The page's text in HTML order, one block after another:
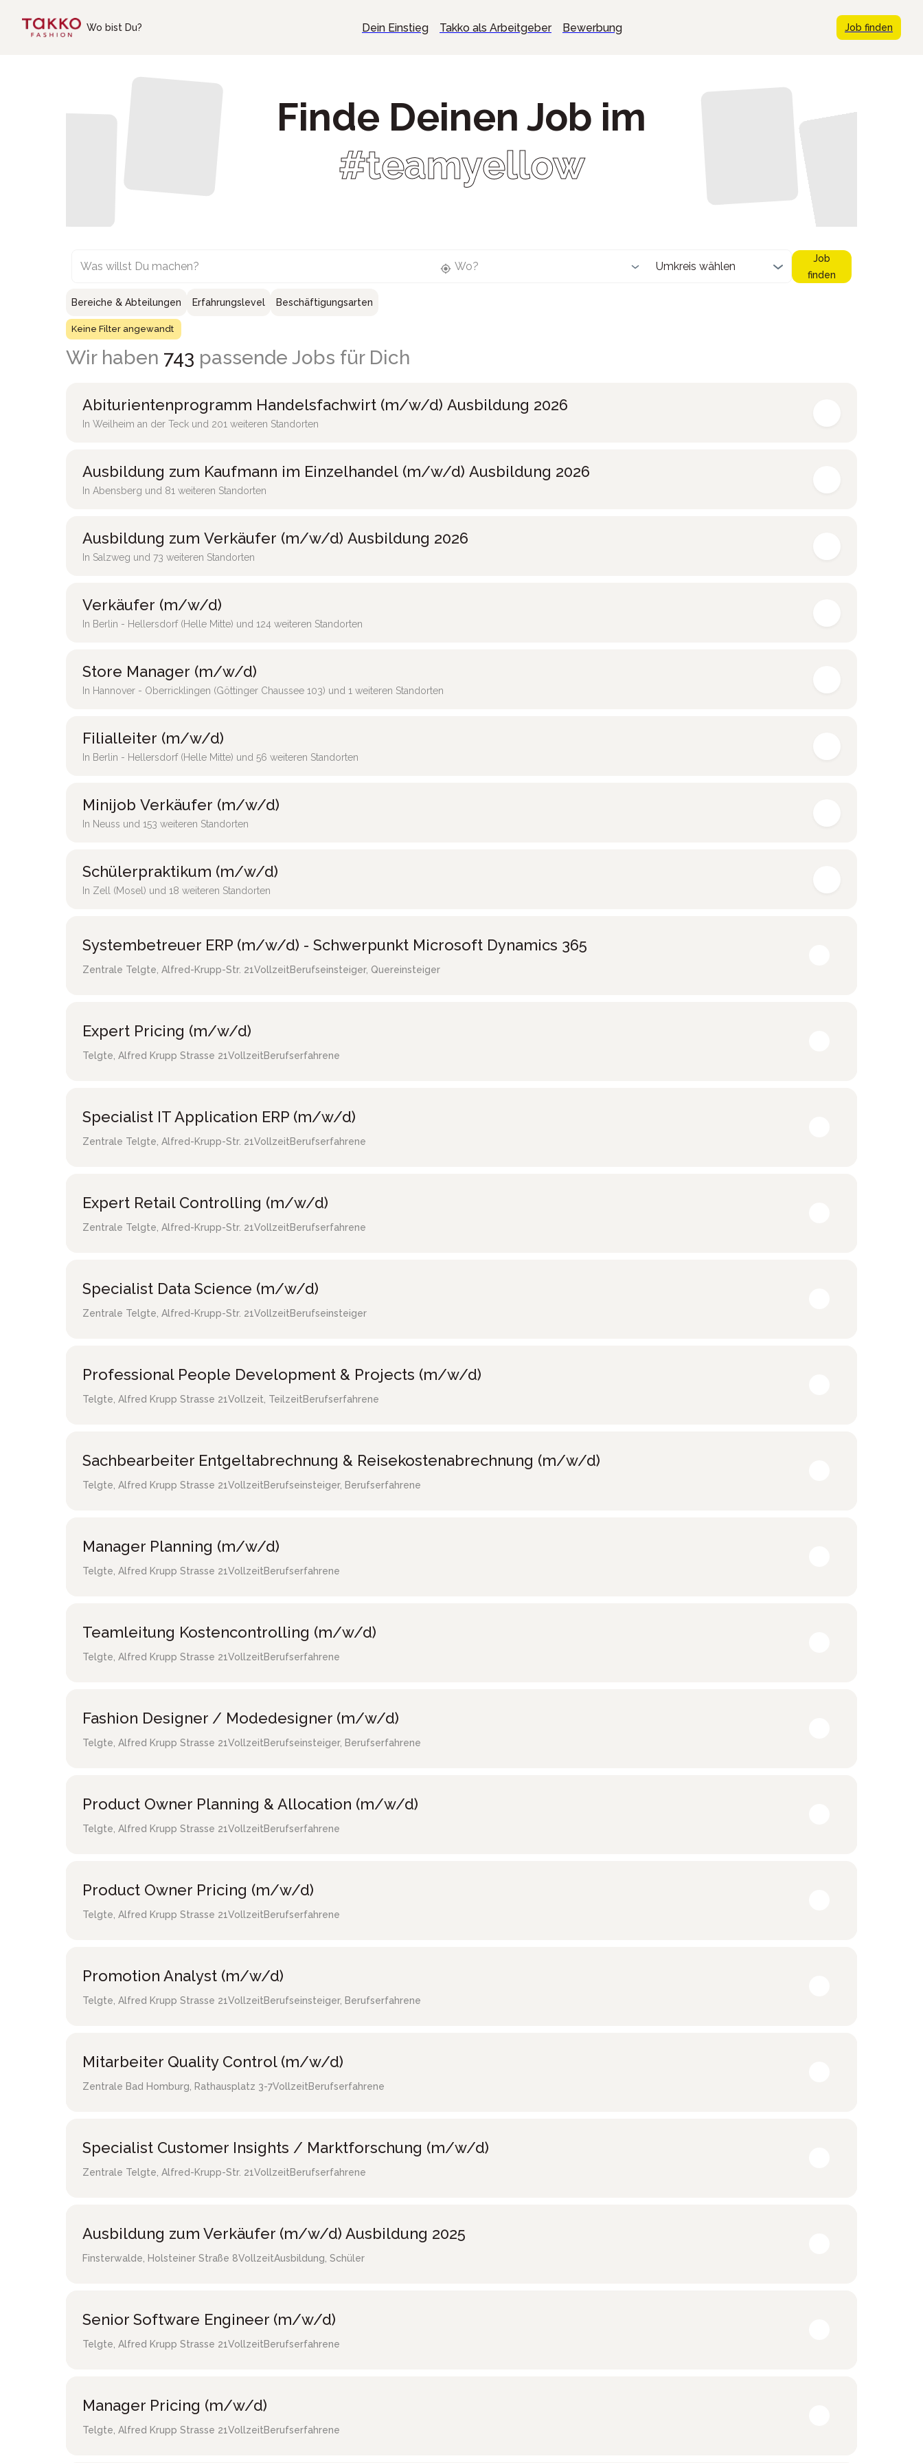
Wo bist Du? Dein Einstieg Takko als Arbeitgeber Bewerbung Job finden
Finde Deinen Job im
#teamyellow
Was willst Du machen? Wo? Umkreis wählen
Job
finden
Bereiche & Abteilungen Erfahrungslevel Beschäftigungsarten
Keine Filter angewandt
Wir haben 743 passende Jobs für Dich
Abiturientenprogramm Handelsfachwirt (m/w/d) Ausbildung 2026
In Weilheim an der Teck und 201 weiteren Standorten
Ausbildung zum Kaufmann im Einzelhandel (m/w/d) Ausbildung 2026
In Abensberg und 81 weiteren Standorten
Ausbildung zum Verkäufer (m/w/d) Ausbildung 2026
In Salzweg und 73 weiteren Standorten
Verkäufer (m/w/d)
In Berlin - Hellersdorf (Helle Mitte) und 124 weiteren Standorten
Store Manager (m/w/d)
In Hannover - Oberricklingen (Göttinger Chaussee 103) und 1 weiteren Standorten
Filialleiter (m/w/d)
In Berlin - Hellersdorf (Helle Mitte) und 56 weiteren Standorten
Minijob Verkäufer (m/w/d)
In Neuss und 153 weiteren Standorten
Schülerpraktikum (m/w/d)
In Zell (Mosel) und 18 weiteren Standorten
Systembetreuer ERP (m/w/d) - Schwerpunkt Microsoft Dynamics 365
Zentrale Telgte Alfred-Krupp-Str. 21VollzeitBerufseinsteiger, Quereinsteiger
Expert Pricing (m/w/d)
Telgte Alfred Krupp Strasse 21VollzeitBerufserfahrene
Specialist IT Application ERP (m/w/d)
Zentrale Telgte Alfred-Krupp-Str. 21VollzeitBerufserfahrene
Expert Retail Controlling (m/w/d)
Zentrale Telgte Alfred-Krupp-Str. 21VollzeitBerufserfahrene
Specialist Data Science (m/w/d)
Zentrale Telgte Alfred-Krupp-Str. 21VollzeitBerufseinsteiger
Professional People Development & Projects (m/w/d)
Telgte Alfred Krupp Strasse 21Vollzeit, TeilzeitBerufserfahrene
Sachbearbeiter Entgeltabrechnung & Reisekostenabrechnung (m/w/d)
Telgte Alfred Krupp Strasse 21VollzeitBerufseinsteiger, Berufserfahrene
Manager Planning (m/w/d)
Telgte Alfred Krupp Strasse 21VollzeitBerufserfahrene
Teamleitung Kostencontrolling (m/w/d)
Telgte Alfred Krupp Strasse 21VollzeitBerufserfahrene
Fashion Designer / Modedesigner (m/w/d)
Telgte Alfred Krupp Strasse 21VollzeitBerufseinsteiger, Berufserfahrene
Product Owner Planning & Allocation (m/w/d)
Telgte Alfred Krupp Strasse 21VollzeitBerufserfahrene
Product Owner Pricing (m/w/d)
Telgte Alfred Krupp Strasse 21VollzeitBerufserfahrene
Promotion Analyst (m/w/d)
Telgte Alfred Krupp Strasse 21VollzeitBerufseinsteiger, Berufserfahrene
Mitarbeiter Quality Control (m/w/d)
Zentrale Bad Homburg Rathausplatz 3-7VollzeitBerufserfahrene
Specialist Customer Insights / Marktforschung (m/w/d)
Zentrale Telgte Alfred-Krupp-Str. 21VollzeitBerufserfahrene
Ausbildung zum Verkäufer (m/w/d) Ausbildung 2025
Finsterwalde Holsteiner Straße 8VollzeitAusbildung, Schüler
Senior Software Engineer (m/w/d)
Telgte Alfred Krupp Strasse 21VollzeitBerufserfahrene
Manager Pricing (m/w/d)
Telgte Alfred Krupp Strasse 21VollzeitBerufserfahrene